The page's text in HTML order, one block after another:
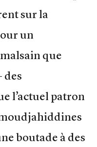
sur la
un
que
des
l’actuel patron
boutade à des